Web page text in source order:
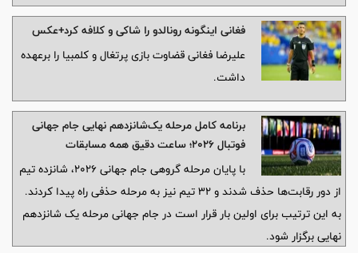
فغانی اینگونه رونالدو را شاکی و کلافه کرد+عکس
علیرضا فغانی قضاوت بازی پرتغال و کلمبیا را برعهده
داشت.
برنامه کامل مرحله یک‌شانزدهم نهایی جام جهانی
فوتبال ۲۰۲۶؛ ساعت دقیق همه مسابقات
با پایان مرحله گروهی جام جهانی ۲۰۲۶، شانزده تیم
از دور رقابت‌ها حذف شدند و ۳۲ تیم نیز به مرحله حذفی راه پیدا کردند.
به این ترتیب برای اولین بار قرار است در جام جهانی مرحله یک شانزدهم
نهایی برگزار شود.